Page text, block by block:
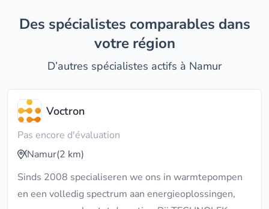
Des spécialistes comparables dans
votre région
D’autres spécialistes actifs à Namur
Voctron
Pas encore d'évaluation
Namur(2 km)
Sinds 2008 specialiseren we ons in warmtepompen
en een volledig spectrum aan energieoplossingen,